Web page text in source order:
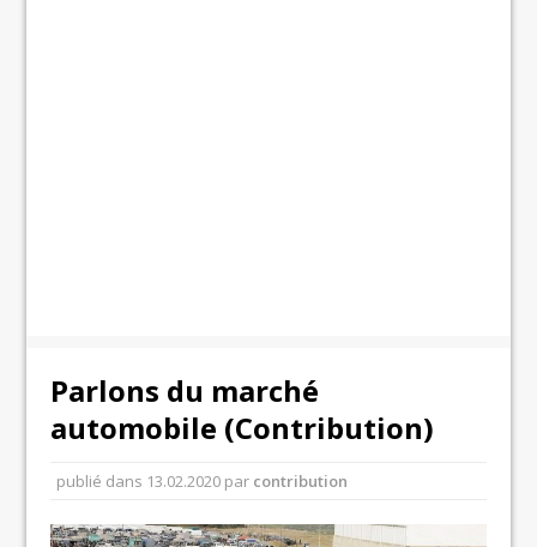
Parlons du marché
automobile (Contribution)
publié dans 13.02.2020 par contribution